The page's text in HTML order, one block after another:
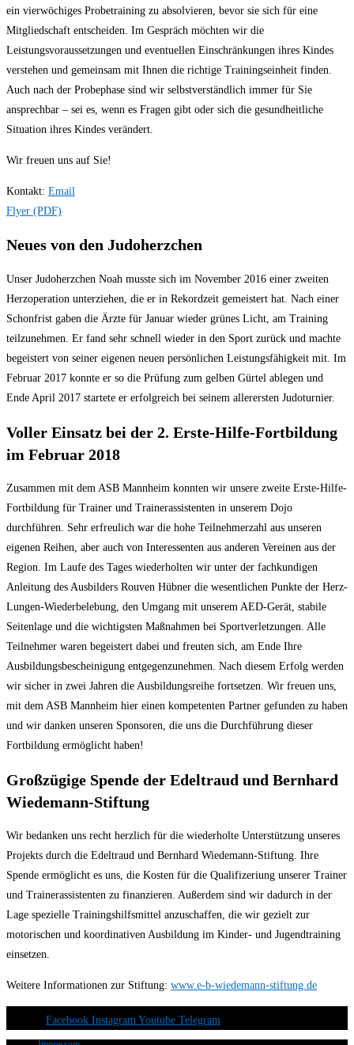
ein vierwöchiges Probetraining zu absolvieren, bevor sie sich für eine
Mitgliedschaft entscheiden. Im Gespräch möchten wir die
Leistungsvoraussetzungen und eventuellen Einschränkungen ihres Kindes
verstehen und gemeinsam mit Ihnen die richtige Trainingseinheit finden.
Auch nach der Probephase sind wir selbstverständlich immer für Sie
ansprechbar – sei es, wenn es Fragen gibt oder sich die gesundheitliche
Situation ihres Kindes verändert.
Wir freuen uns auf Sie!
Kontakt: Email
Flyer (PDF)
Neues von den Judoherzchen
Unser Judoherzchen Noah musste sich im November 2016 einer zweiten
Herzoperation unterziehen, die er in Rekordzeit gemeistert hat. Nach einer
Schonfrist gaben die Ärzte für Januar wieder grünes Licht, am Training
teilzunehmen. Er fand sehr schnell wieder in den Sport zurück und machte
begeistert von seiner eigenen neuen persönlichen Leistungsfähigkeit mit. Im
Februar 2017 konnte er so die Prüfung zum gelben Gürtel ablegen und
Ende April 2017 startete er erfolgreich bei seinem allerersten Judoturnier.
Voller Einsatz bei der 2. Erste-Hilfe-Fortbildung
im Februar 2018
Zusammen mit dem ASB Mannheim konnten wir unsere zweite Erste-Hilfe-
Fortbildung für Trainer und Trainerassistenten in unserem Dojo
durchführen. Sehr erfreulich war die hohe Teilnehmerzahl aus unseren
eigenen Reihen, aber auch von Interessenten aus anderen Vereinen aus der
Region. Im Laufe des Tages wiederholten wir unter der fachkundigen
Anleitung des Ausbilders Rouven Hübner die wesentlichen Punkte der Herz-
Lungen-Wiederbelebung, den Umgang mit unserem AED-Gerät, stabile
Seitenlage und die wichtigsten Maßnahmen bei Sportverletzungen. Alle
Teilnehmer waren begeistert dabei und freuten sich, am Ende Ihre
Ausbildungsbescheinigung entgegenzunehmen. Nach diesem Erfolg werden
wir sicher in zwei Jahren die Ausbildungsreihe fortsetzen. Wir freuen uns,
mit dem ASB Mannheim hier einen kompetenten Partner gefunden zu haben
und wir danken unseren Sponsoren, die uns die Durchführung dieser
Fortbildung ermöglicht haben!
Großzügige Spende der Edeltraud und Bernhard
Wiedemann-Stiftung
Wir bedanken uns recht herzlich für die wiederholte Unterstützung unseres
Projekts durch die Edeltraud und Bernhard Wiedemann-Stiftung. Ihre
Spende ermöglicht es uns, die Kosten für die Qualifizeriung unserer Trainer
und Trainerassistenten zu finanzieren. Außerdem sind wir dadurch in der
Lage spezielle Trainingshilfsmittel anzuschaffen, die wir gezielt zur
motorischen und koordinativen Ausbildung im Kinder- und Jugendtraining
einsetzen.
Weitere Informationen zur Stiftung: www.e-b-wiedemann-stiftung.de
Facebook Instagram Youtube Telegram